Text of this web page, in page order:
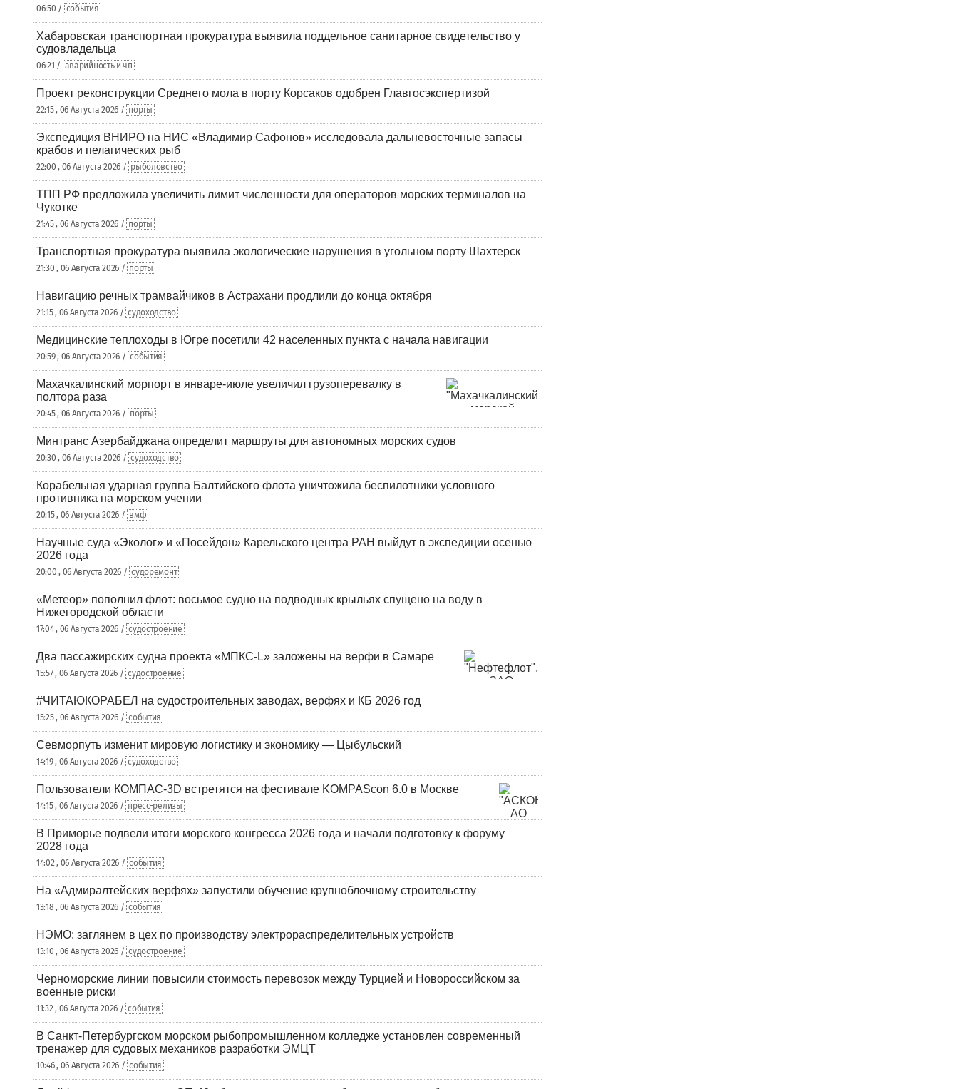
06:50 / события
Хабаровская транспортная прокуратура выявила поддельное санитарное свидетельство у
судовладельца
06:21 / аварийность и чп
Проект реконструкции Среднего мола в порту Корсаков одобрен Главгосэкспертизой
22:15 , 06 Августа 2026 / порты
Экспедиция ВНИРО на НИС «Владимир Сафонов» исследовала дальневосточные запасы
крабов и пелагических рыб
22:00 , 06 Августа 2026 / рыболовство
ТПП РФ предложила увеличить лимит численности для операторов морских терминалов на
Чукотке
21:45 , 06 Августа 2026 / порты
Транспортная прокуратура выявила экологические нарушения в угольном порту Шахтерск
21:30 , 06 Августа 2026 / порты
Навигацию речных трамвайчиков в Астрахани продлили до конца октября
21:15 , 06 Августа 2026 / судоходство
Медицинские теплоходы в Югре посетили 42 населенных пункта с начала навигации
20:59 , 06 Августа 2026 / события
Махачкалинский морпорт в январе-июле увеличил грузоперевалку в
полтора раза
20:45 , 06 Августа 2026 / порты
Минтранс Азербайджана определит маршруты для автономных морских судов
20:30 , 06 Августа 2026 / судоходство
Корабельная ударная группа Балтийского флота уничтожила беспилотники условного
противника на морском учении
20:15 , 06 Августа 2026 / вмф
Научные суда «Эколог» и «Посейдон» Карельского центра РАН выйдут в экспедиции осенью
2026 года
20:00 , 06 Августа 2026 / судоремонт
«Метеор» пополнил флот: восьмое судно на подводных крыльях спущено на воду в
Нижегородской области
17:04 , 06 Августа 2026 / судостроение
Два пассажирских судна проекта «МПКС-L» заложены на верфи в Самаре
15:57 , 06 Августа 2026 / судостроение
#ЧИТАЮКОРАБЕЛ на судостроительных заводах, верфях и КБ 2026 год
15:25 , 06 Августа 2026 / события
Севморпуть изменит мировую логистику и экономику — Цыбульский
14:19 , 06 Августа 2026 / судоходство
Пользователи КОМПАС-3D встретятся на фестивале KOMPAScon 6.0 в Москве
14:15 , 06 Августа 2026 / пресс-релизы
В Приморье подвели итоги морского конгресса 2026 года и начали подготовку к форуму
2028 года
14:02 , 06 Августа 2026 / события
На «Адмиралтейских верфях» запустили обучение крупноблочному строительству
13:18 , 06 Августа 2026 / события
НЭМО: заглянем в цех по производству электрораспределительных устройств
13:10 , 06 Августа 2026 / судостроение
Черноморские линии повысили стоимость перевозок между Турцией и Новороссийском за
военные риски
11:32 , 06 Августа 2026 / события
В Санкт-Петербургском морском рыбопромышленном колледже установлен современный
тренажер для судовых механиков разработки ЭМЦТ
10:46 , 06 Августа 2026 / события